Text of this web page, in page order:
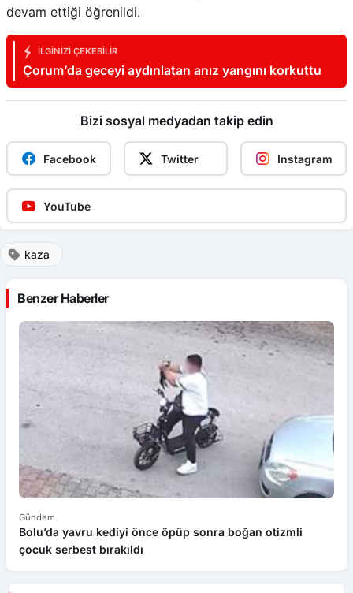
devam ettiği öğrenildi.
İLGINIZI ÇEKEBILIR
Çorum’da geceyi aydınlatan anız yangını korkuttu
Bizi sosyal medyadan takip edin
Facebook Twitter Instagram
YouTube
kaza
Benzer Haberler
Gündem
Bolu’da yavru kediyi önce öpüp sonra boğan otizmli
çocuk serbest bırakıldı